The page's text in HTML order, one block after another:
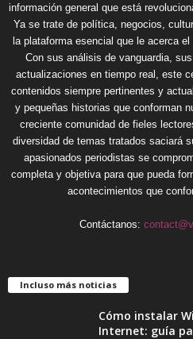
información general que está
Ya se trate de política, negocios,
la plataforma esencial que le acerca
Con sus análisis de vanguardia,
actualizaciones en tiempo real, este
contenidos siempre pertinentes y
y pequeñas historias que conforman
creciente comunidad de fieles
diversidad de temas tratados saciará
apasionados periodistas se
completa y objetiva para que pueda
acontecimientos que
Contáctanos:
Incluso más noticias
Cómo instalar
Internet: guía